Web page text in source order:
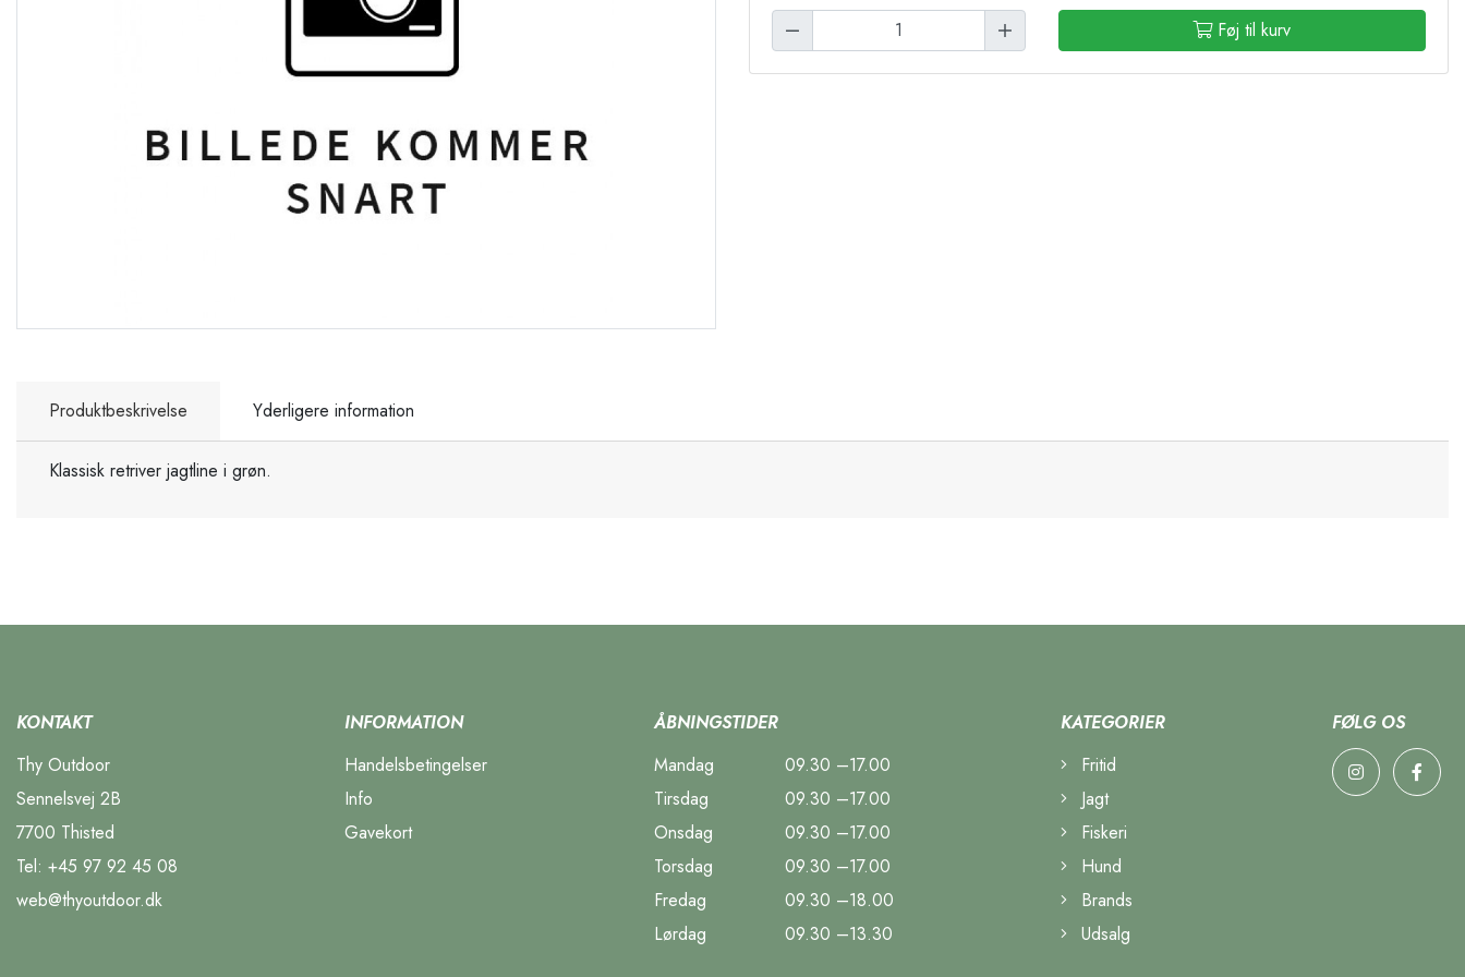
Føj til kurv
Produktbeskrivelse Yderligere information
Klassisk retriver jagtline i grøn.
KONTAKT
Thy Outdoor
Sennelsvej 2B
7700 Thisted
Tel: +45 97 92 45 08
web@thyoutdoor.dk
INFORMATION
Handelsbetingelser
Info
Gavekort
ÅBNINGSTIDER
Mandag
09.30 –17.00
Tirsdag
09.30 –17.00
Onsdag
09.30 –17.00
Torsdag
09.30 –17.00
Fredag
09.30 –18.00
Lørdag
09.30 –13.30
KATEGORIER
Fritid
Jagt
Fiskeri
Hund
Brands
Udsalg
FØLG OS